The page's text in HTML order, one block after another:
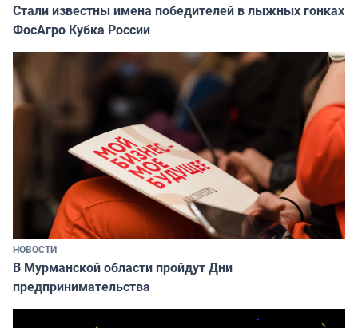
Стали известны имена победителей в лыжных гонках
ФосАгро Кубка России
НОВОСТИ
В Мурманской области пройдут Дни
предпринимательства